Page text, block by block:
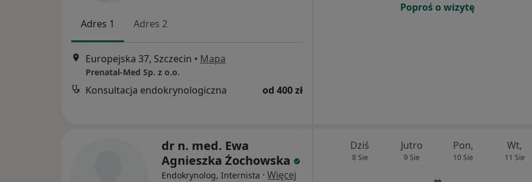
Adres 1 Adres 2
Europejska 37, Szczecin • Mapa
Prenatal-Med Sp. z o.o.
Konsultacja endokrynologiczna od 400 zł
Poproś o wizytę
dr n. med. Ewa
Agnieszka Żochowska
Endokrynolog, Internista · Więcej
Dziś
8 Sie
Jutro
9 Sie
Pon,
10 Sie
Wt,
11 Sie